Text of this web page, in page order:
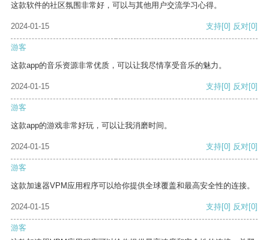
这款软件的社区氛围非常好，可以与其他用户交流学习心得。
2024-01-15 支持[0] 反对[0]
游客
这款app的音乐资源非常优质，可以让我尽情享受音乐的魅力。
2024-01-15 支持[0] 反对[0]
游客
这款app的游戏非常好玩，可以让我消磨时间。
2024-01-15 支持[0] 反对[0]
游客
这款加速器VPM应用程序可以给你提供全球覆盖和最高安全性的连接。
2024-01-15 支持[0] 反对[0]
游客